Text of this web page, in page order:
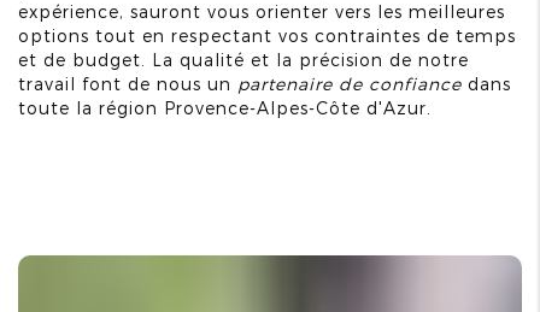
expérience, sauront vous orienter vers les meilleures
options tout en respectant vos contraintes de temps
et de budget. La qualité et la précision de notre
travail font de nous un partenaire de confiance dans
toute la région Provence-Alpes-Côte d'Azur.